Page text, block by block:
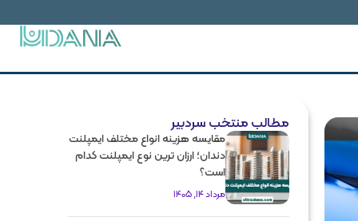
مطالب منتخب سردبیر
مقایسه هزینه انواع مختلف ایمپلنت
دندان؛ ارزان ترین نوع ایمپلنت کدام
است؟
مرداد 14, 1405